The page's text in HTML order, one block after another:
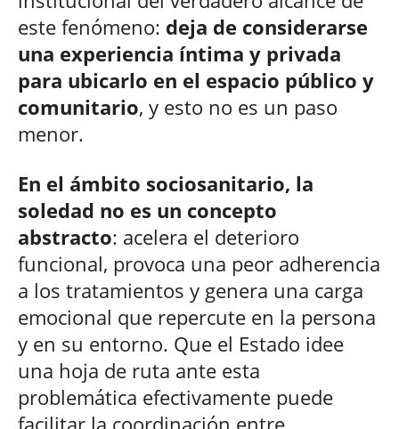
este fenómeno: deja de considerarse
una experiencia íntima y privada
para ubicarlo en el espacio público y
comunitario, y esto no es un paso
menor.
En el ámbito sociosanitario, la
soledad no es un concepto
abstracto: acelera el deterioro
funcional, provoca una peor adherencia
a los tratamientos y genera una carga
emocional que repercute en la persona
y en su entorno. Que el Estado idee
una hoja de ruta ante esta
problemática efectivamente puede
facilitar la coordinación entre